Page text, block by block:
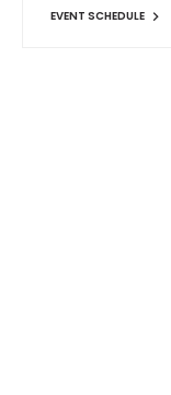
EVENT SCHEDULE